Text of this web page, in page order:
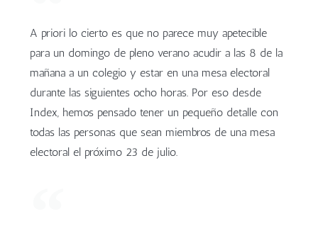
A priori lo cierto es que no parece muy apetecible
para un domingo de pleno verano acudir a las 8 de la
mañana a un colegio y estar en una mesa electoral
durante las siguientes ocho horas. Por eso desde
Index, hemos pensado tener un pequeño detalle con
todas las personas que sean miembros de una mesa
electoral el próximo 23 de julio.